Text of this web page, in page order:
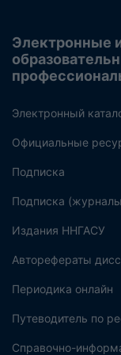
Электронные
Электронный
Официальные
Подписка
Подписка
Издания ННГАСУ
Авторефераты
Периодика онлайн
Путеводитель по
Справочно-